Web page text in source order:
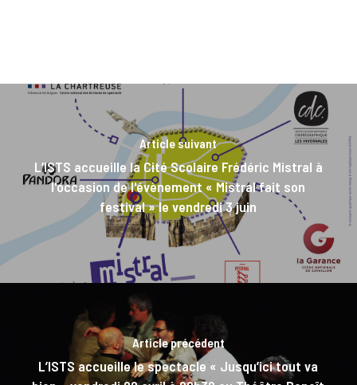
Article suivant
L’ISTS accueille la Cité Scolaire Frédéric Mistral à
l'occasion de l'évènement « Mistral fait son
festival » le vendredi 3 juin
Article précédent
L’ISTS accueille le spectacle « Jusqu’ici tout va